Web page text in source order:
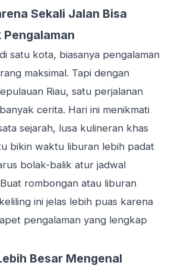
Sekali Jalan Bisa
satu kota, biasanya pengalaman
maksimal. Tapi dengan
Riau, satu perjalanan
cerita. Hari ini menikmati
sejarah, lusa kulineran khas
bikin waktu liburan lebih padat
bolak-balik atur jadwal
rombongan atau liburan
ini jelas lebih puas karena
pengalaman yang lengkap
Besar Mengenal